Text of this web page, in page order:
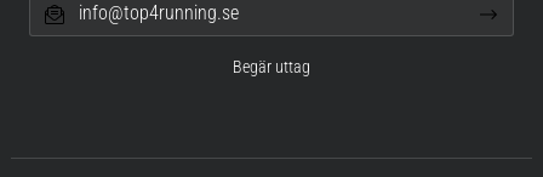
info@top4running.se
Begär uttag